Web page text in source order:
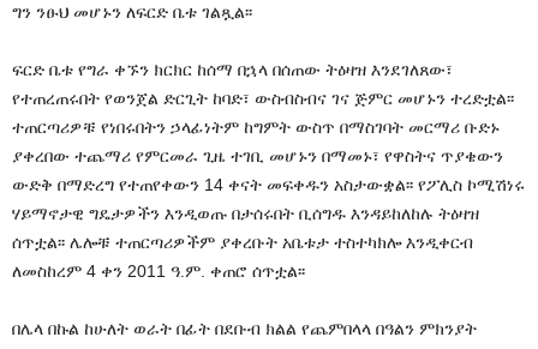
ግን ንፁህ መሆኑን ለፍርድ ቤቱ ገልጿል፡፡
ፍርድ ቤቱ የግራ ቀኙን ክርክር ከሰማ በኋላ በሰጠው ትዕዛዝ እንደገለጸው፣
የተጠረጠሩበት የወንጀል ድርጊት ከባድ፣ ውስብስብና ገና ጅምር መሆኑን ተረድቷል፡፡
ተጠርጣሪዎቹ የነበሩበትን ኃላፊነትም ከግምት ውስጥ በማስገባት መርማሪ ቡድኑ
ያቀረበው ተጨማሪ የምርመራ ጊዜ ተገቢ መሆኑን በማመኑ፣ የዋስትና ጥያቄውን
ውድቅ በማድረግ የተጠየቀውን 14 ቀናት መፍቀዱን አስታውቋል፡፡ የፖሊስ ኮሚሽነሩ
ሃይማኖታዊ ግዴታዎችን እንዲወጡ በታሰሩበት ቢሰግዱ እንዳይከለከሉ ትዕዛዝ
ሰጥቷል፡፡ ሌሎቹ ተጠርጣሪዎችም ያቀረቡት አቤቱታ ተስተካክሎ እንዲቀርብ
ለመስከረም 4 ቀን 2011 ዓ.ም. ቀጠሮ ሰጥቷል፡፡
በሌላ በኩል ከሁለት ወራት በፊት በደቡብ ክልል የጨምበላላ በዓልን ምክንያት